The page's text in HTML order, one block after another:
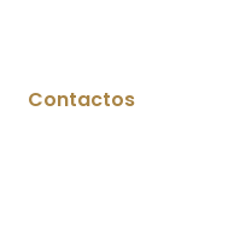
Contactos